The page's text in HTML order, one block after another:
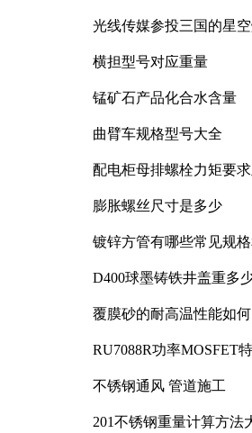
光线传媒参投三国的星
横担型号对应重量
锰矿石产品化合水含量
曲臂车规格型号大全
配电柜母排螺栓力矩要
膨胀螺丝尺寸是多少
镀锌方管有哪些常见规
D400球墨铸铁井盖重多
覆膜砂的耐高温性能如何
RU7088R功率MOSFET
不锈钢通风 管道施工
201不锈钢重量计算方法